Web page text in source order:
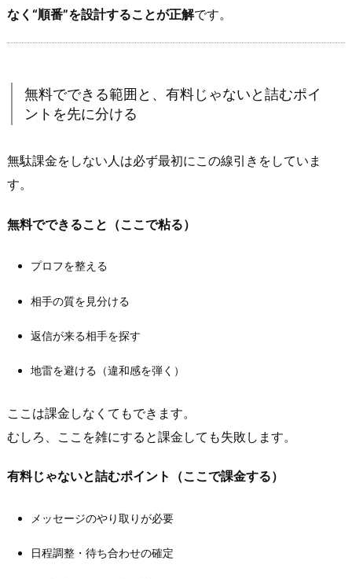
費
＋
必
な
金”の
で
ま
無
料
で
る
範
なく“順番”を設計することが正解です。
無料でできる範囲と、有料じゃないと詰むポイ
ントを先に分ける
無駄課金をしない人は必ず最初にこの線引きをしていま
す。
無料でできること（ここで粘る）
プロフを整える
相手の質を見分ける
返信が来る相手を探す
地雷を避ける（違和感を弾く）
ここは課金しなくてもできます。
むしろ、ここを雑にすると課金しても失敗します。
有料じゃないと詰むポイント（ここで課金する）
メッセージのやり取りが必要
日程調整・待ち合わせの確定